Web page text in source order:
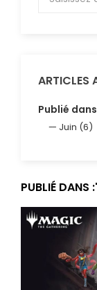
ARTICLES
Publié
Juin (6)
PUBLIÉ